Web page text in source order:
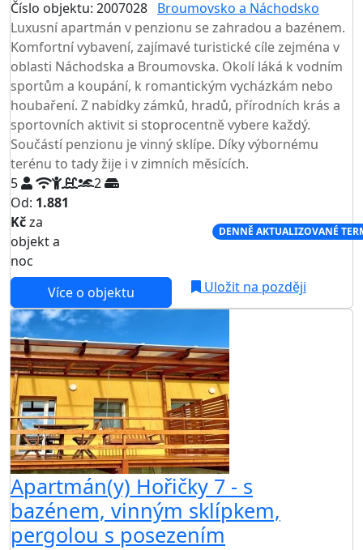
Číslo objektu: 2007028 Broumovsko a Náchodsko
Luxusní apartmán v penzionu se zahradou a bazénem.
Komfortní vybavení, zajímavé turistické cíle zejména v
oblasti Náchodska a Broumovska. Okolí láká k vodním
sportům a koupání, k romantickým vycházkám nebo
houbaření. Z nabídky zámků, hradů, přírodních krás a
sportovních aktivit si stoprocentně vybere každý.
Součástí penzionu je vinný sklípe. Díky výbornému
terénu to tady žije i v zimních měsících.
5
2
Od: 1.881
Kčza
objekt a
noc
DENNĚ AKTUALIZOVANÉ
Více o objektu Uložit na později
Apartmán(y) Hořičky 7 - s
bazénem, vinným sklípkem,
pergolou s posezením